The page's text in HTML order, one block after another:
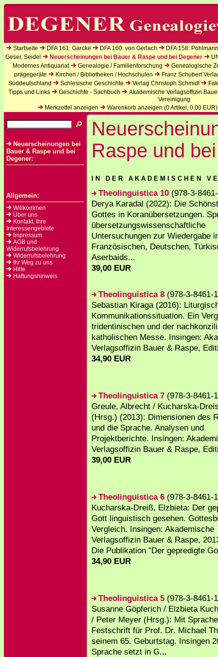
Startseite DFA 161: Garcke DFA 160: von Gerlach
DFA 158:
Geser, Seidel
Neuerscheinungen bei Bauer & Raspe und bei Degener
Modernes Antiquariat
Genealogie / Familienforschung
Genealogische
prägegeräte
Kirchen / Bibliotheken / Hochschulen
Franz Schubert
Süddeutschland
Schlesische Geschichte Verlag Christoph Schmidt
Tipps und Links
Geschichte - Sachbuch
Akademische Verlagsoffizin
Vereinigung
Merkzettel anzeigen
Warenkorb anzeigen (0Artikel, 0,00 EUR)
Neuerscheinungen bei
Bauer & Raspe und bei
Degener:
Allgemein:
Willkommen
Über uns
Kontakt, Ihre
Interessengebiete
Impressum
AGB und
Widerrufsbelehrung
Widerrufsbelehrung
Ihr Weg zu uns
Hilfe
Haftungshinweis
Raspe und
I N D E R A K A D E M I S C H E N V
Theolinguistica 10 (978-3-
Derya Karadal (2022): Die
Gottes in Koranübersetzungen.
übersetzungswissenschaftliche
Untersuchungen zur Wiedergabe
Französischen, Deutschen,
Aserbaids...
39,00 EUR
Theolinguistica 8 (978-3-8461-
Sebastian Kiraga (2016):
Kommunikationssituation. Ein
tridentinischen und der
katholischen Messe. Insingen:
Verlagsoffizin Bauer & Raspe,
34,90 EUR
Theolinguistica 7 (978-3-8461-
Greule, Albrecht / Kucharska-
(Hrsg.) (2013): Dimensionen des
und die Sprache. Analysen und
Projektberichte. Insingen:
Verlagsoffizin Bauer & Raspe,
39,00 EUR
Theolinguistica 6 (978-3-8461-
Kucharska-Dreiß, Elzbieta: Der
Gott linguistisch gesehen.
Vergleich. Insingen: Akademische
Verlagsoffizin Bauer & Raspe,
Die Publikation "Der gepredigte
34,90 EUR
Theolinguistica 5 (978-3-8461-
Susanne Göpferich / Elzbieta
/ Peter Meyer (Hrsg.): Mit
Festschrift für Prof. Dr. Michael
seinem 65. Geburtstag. Insingen
Sprache setzt in G...